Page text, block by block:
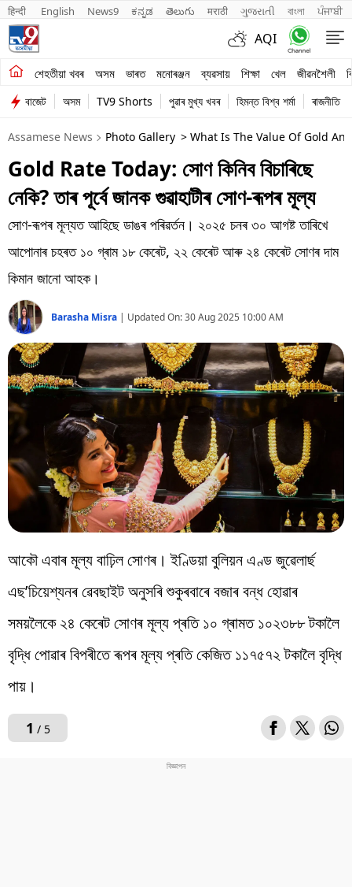
हिन्दी English News9 ಕನ್ನಡ తెలుగు मराठी ગુજરાતી বাংলা ਪੰਜਾਬੀ
AQI
শেহতীয়া খবৰ অসম ভাৰত মনোৰঞ্জন ব্যৱসায় শিক্ষা খেল জীৱনশৈলী
শেহতীয়া খবৰ
অসম
ভাৰত
মনোৰঞ্জন
শিক্ষা
খেল
জীৱনশৈলী
বিশ্ব
প্ৰযুক্তি
Videos
বাজেট অসম TV9 Shorts পুৱাৰ মুখ্য খবৰ হিমন্ত বিশ্ব শৰ্মা ৰাজনীতি
Assamese News Photo Gallery > What Is The Value Of Gold
Gold Rate Today: সোণ কিনিব বিচাৰিছে
নেকি? তাৰ পূৰ্বে জানক গুৱাহাটীৰ সোণ-ৰূপৰ মূল্য
সোণ-ৰূপৰ মূল্যত আহিছে ডাঙৰ পৰিৱৰ্তন। ২০২৫ চনৰ ৩০ আগষ্ট তাৰিখে
আপোনাৰ চহৰত ১০ গ্ৰাম ১৮ কেৰেট, ২২ কেৰেট আৰু ২৪ কেৰেট সোণৰ দাম
কিমান জানো আহক।
Barasha Misra | Updated On:30 Aug 2025 10:00 AM
আকৌ এবাৰ মূল্য বাঢ়িল সোণৰ। ইণ্ডিয়া বুলিয়ন এণ্ড জুৱেলাৰ্ছ
এছ’চিয়েশ্যনৰ ৱেবছাইট অনুসৰি শুকুৰবাৰে বজাৰ বন্ধ হোৱাৰ
সময়লৈকে ২৪ কেৰেট সোণৰ মূল্য প্ৰতি ১০ গ্ৰামত ১০২৩৮৮ টকালৈ
বৃদ্ধি পোৱাৰ বিপৰীতে ৰূপৰ মূল্য প্ৰতি কেজিত ১১৭৫৭২ টকালৈ বৃদ্ধি
পায়।
1 / 5